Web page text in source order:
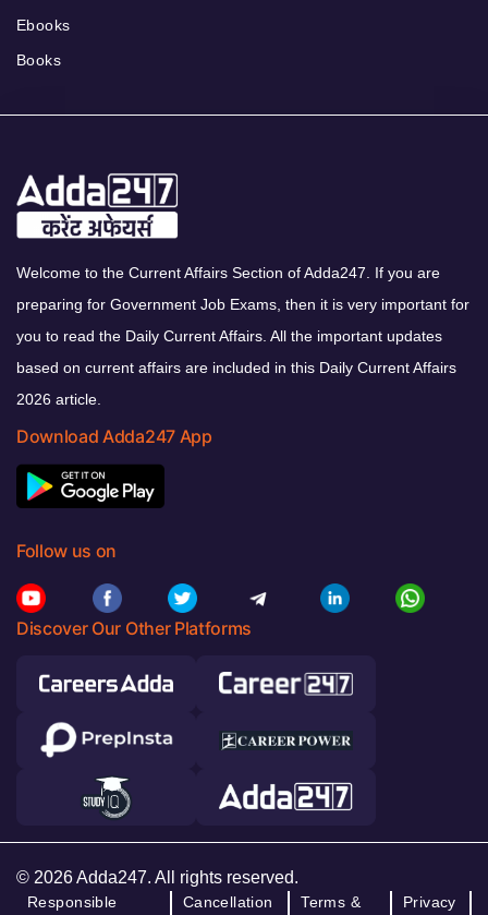
Ebooks
Books
Welcome to the Current Affairs Section of Adda247. If you are
preparing for Government Job Exams, then it is very important for
you to read the Daily Current Affairs. All the important updates
based on current affairs are included in this Daily Current Affairs
2026 article.
Download Adda247 App
Follow us on
Discover Our Other Platforms
© 2026 Adda247. All rights reserved.
Responsible
Cancellation
Terms &
Privacy